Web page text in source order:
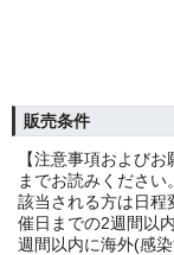
販売条件
【注意事項および
までお読みくださ
該当される方は日
催日までの2週間以
週間以内に海外(感